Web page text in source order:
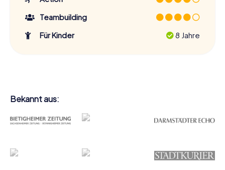
Teambuilding
Für Kinder
8 Jahre
Bekannt aus: